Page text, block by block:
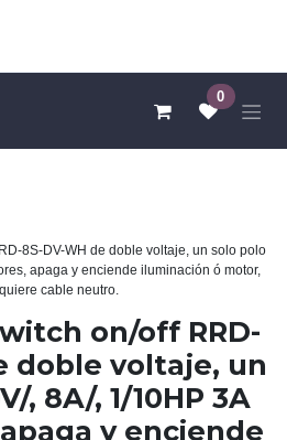
0
on/off RRD-
doble voltaje, un
, 8A/, 1/10HP 3A
y enciende